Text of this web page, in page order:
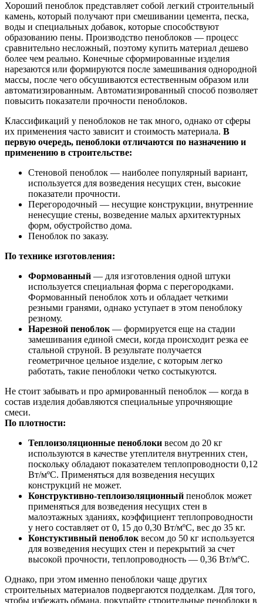
Хороший пеноблок представляет собой легкий строительный
камень, который получают при смешивании цемента, песка,
воды и специальных добавок, которые способствуют
образованию пены. Производство пеноблоков — процесс
сравнительно несложный, поэтому купить материал дешево
более чем реально. Конечные сформированные изделия
нарезаются или формируются после замешивания однородной
массы, после чего обсушиваются естественным образом или
автоматизированным. Автоматизированный способ позволяет
повысить показатели прочности пеноблоков.
Классификаций у пеноблоков не так много, однако от сферы
их применения часто зависит и стоимость материала. В
первую очередь, пеноблоки отличаются по назначению и
применению в строительстве:
Стеновой пеноблок — наиболее популярный вариант,
используется для возведения несущих стен, высокие
показатели прочности.
Перегородочный — несущие конструкции, внутренние
ненесущие стены, возведение малых архитектурных
форм, обустройство дома.
Пеноблок по заказу.
По технике изготовления:
Формованный — для изготовления одной штуки
используется специальная форма с перегородками.
Формованный пеноблок хоть и обладает четкими
резными гранями, однако уступает в этом пеноблоку
резному.
Нарезной пеноблок — формируется еще на стадии
замешивания единой смеси, когда происходит резка ее
стальной струной. В результате получается
геометричное цельное изделие, с которым легко
работать, такие пеноблоки четко состыкуются.
Не стоит забывать и про армированный пеноблок — когда в
состав изделия добавляются специальные упрочняющие
смеси.
По плотности:
Теплоизоляционные пеноблоки весом до 20 кг
используются в качестве утеплителя внутренних стен,
поскольку обладают показателем теплопроводности 0,12
Вт/мºС. Применяться для возведения несущих
конструкций не может.
Конструктивно-теплоизоляционный пеноблок может
применяться для возведения несущих стен в
малоэтажных зданиях, коэффициент теплопроводности
у него составляет от 0, 15 до 0,30 Вт/мºС, вес до 35 кг.
Констуктивный пеноблок весом до 50 кг используется
для возведения несущих стен и перекрытий за счет
высокой прочности, теплопроводность — 0,36 Вт/мºС.
Однако, при этом именно пеноблоки чаще других
строительных материалов подвергаются подделкам. Для того,
чтобы избежать обмана, покупайте строительные пеноблоки в